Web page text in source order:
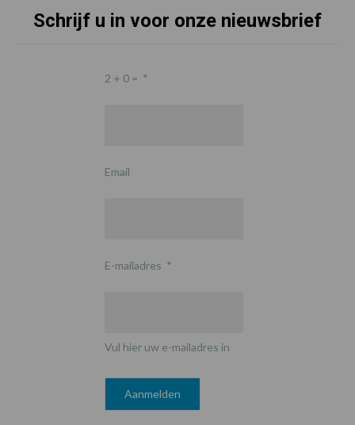
Schrijf u in voor onze nieuwsbrief
2 + 0 = *
Email
E-mailadres *
Vul hier uw e-mailadres in